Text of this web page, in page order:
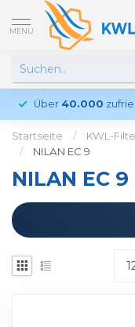
MENU
Über 40.000
Startseite / KWL-
/
NILAN EC 9
NILAN EC 9